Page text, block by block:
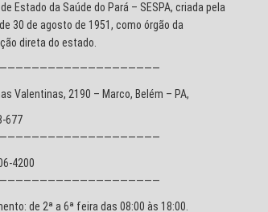
Estado da Saúde do Pará – SESPA, criada pela
30 de agosto de 1951, como órgão da
direta do estado.
Valentinas, 2190 – Marco, Belém – PA,
677
4200
de 2ª a 6ª feira das 08:00 às 18:00.